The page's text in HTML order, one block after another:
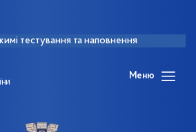
тестування та наповнення
Меню